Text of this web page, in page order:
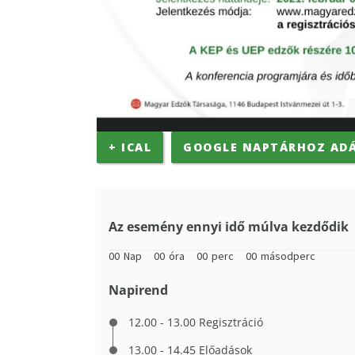
+ ICAL GOOGLE NAPTÁRHOZ
Az esemény ennyi idő múlva kezdődik
00 Nap 00 óra 00 perc 00 másodperc
Napirend
12.00 - 13.00 Regisztráció
13.00 - 14.45 Előadások